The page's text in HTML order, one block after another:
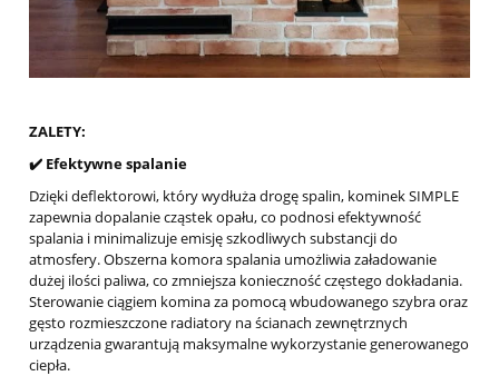
ZALETY:
✔️ Efektywne spalanie
Dzięki deflektorowi, który wydłuża drogę spalin, kominek SIMPLE
zapewnia dopalanie cząstek opału, co podnosi efektywność
spalania i minimalizuje emisję szkodliwych substancji do
atmosfery. Obszerna komora spalania umożliwia załadowanie
dużej ilości paliwa, co zmniejsza konieczność częstego dokładania.
Sterowanie ciągiem komina za pomocą wbudowanego szybra oraz
gęsto rozmieszczone radiatory na ścianach zewnętrznych
urządzenia gwarantują maksymalne wykorzystanie generowanego
ciepła.